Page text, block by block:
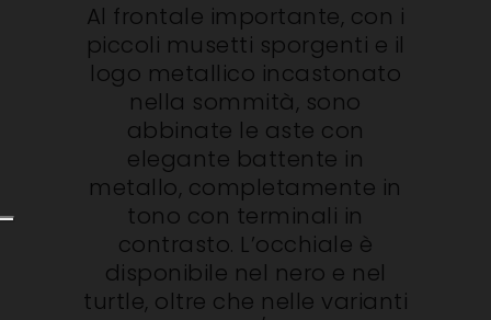
Al frontale importante, con i
piccoli musetti sporgenti e il
logo metallico incastonato
nella sommità, sono
abbinate le aste con
elegante battente in
metallo, completamente in
tono con terminali in
contrasto. L’occhiale è
disponibile nel nero e nel
turtle, oltre che nelle varianti